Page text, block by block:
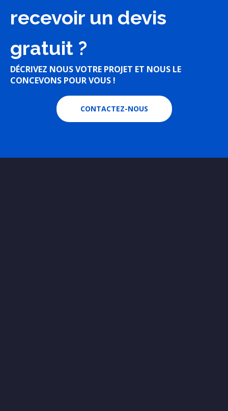
recevoir un devis
gratuit ?
DÉCRIVEZ NOUS VOTRE PROJET ET NOUS LE
CONCEVONS POUR VOUS !
CONTACTEZ-NOUS